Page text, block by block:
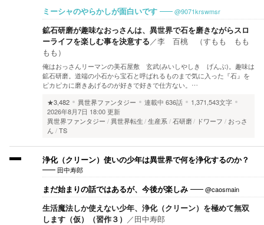
ミーシャのやらかしが面白いです @9071krswmsr
鉱石研磨が趣味なおっさんは、異世界で石を磨きながらスロ
ーライフを楽しむ事を決意する／李 百桃 （すもも もも
もも）
俺はおっさんリーマンの美石屋敷 玄武(みいしやしき げんぶ)。趣味は
鉱石研磨。道端の小石から宝石と呼ばれるものまで気に入った『石』を
ピカピカに磨きあげるのが好きで好きで仕方ない。…
★3,482
異世界ファンタジー 連載中 636話
1,371,543文字
2026年8月7日 18:00 更新
異世界ファンタジー
異世界転生 生産系 石研磨 ドワーフ
おっさ
ん
TS
浄化（クリーン）使いの少年は異世界で何を浄化するのか？
田中寿郎
まだ始まりの話ではあるが、今後が楽しみ @caosmain
生活魔法しか使えない少年、浄化（クリーン）を極めて無双
します（仮）（習作３） ／田中寿郎